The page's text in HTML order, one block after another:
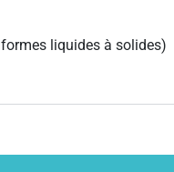
liquides à solides)